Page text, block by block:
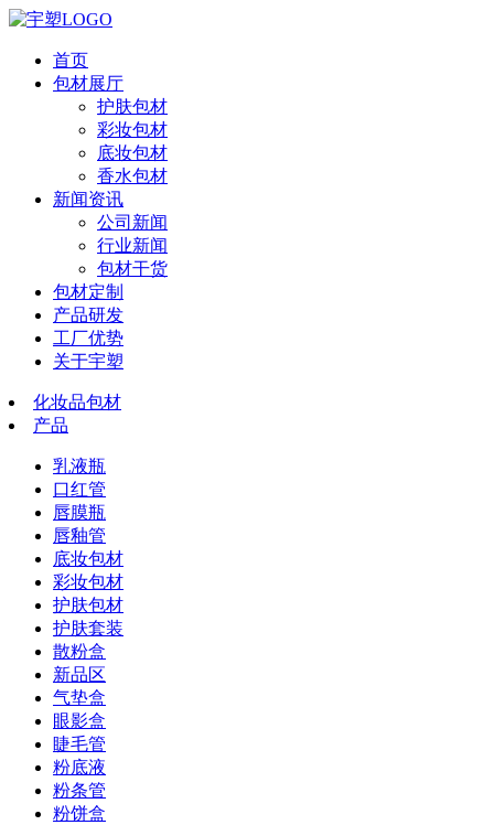
首页
包材展厅
护肤包材
彩妆包材
底妆包材
香水包材
新闻资讯
公司新闻
行业新闻
包材干货
包材定制
产品研发
工厂优势
关于宇塑
化妆品包材
产品
乳液瓶
口红管
唇膜瓶
唇釉管
底妆包材
彩妆包材
护肤包材
护肤套装
散粉盒
新品区
气垫盒
眼影盒
睫毛管
粉底液
粉条管
粉饼盒